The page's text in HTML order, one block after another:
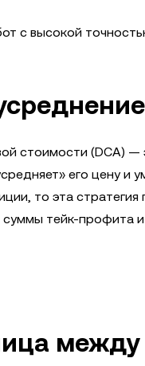
с высокой
стоимости (DCA) —
его цену и
то эта
тейк-профита и
между